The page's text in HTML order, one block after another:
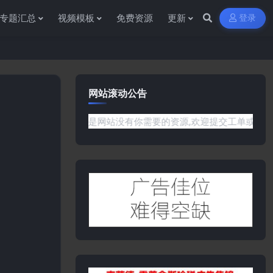
专题汇总 视频模板 免费资源 更新 登录
网站滚动公告
何问题或是网站没有你需要的资源,欢迎提交工单或是添加客服